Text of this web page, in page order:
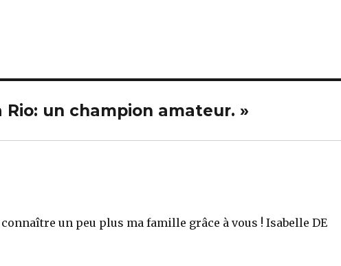
un champion amateur. »
un peu plus ma famille grâce à vous ! Isabelle DE